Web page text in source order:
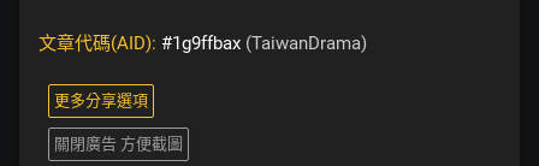
文章代碼(AID): #1g9ffbax (TaiwanDrama)
更多分享選項
關閉廣告 方便截圖